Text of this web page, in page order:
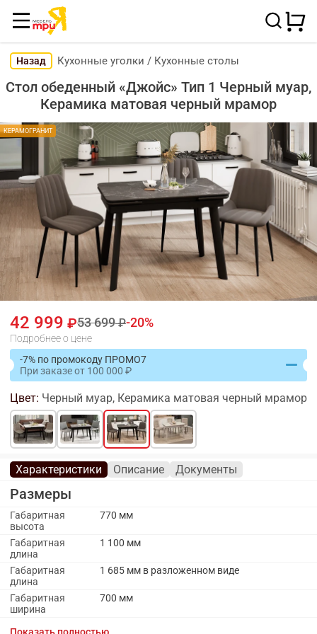
Назад Кухонные уголки / Кухонные столы
Стол обеденный «Джойс» Тип 1 Черный муар,
Керамика матовая черный мрамор
КЕРАМОГРАНИТ
42 999 53 699 20
Подробнее о цене
-7% по промокоду ПРОМО7
При заказеот 100 000
Цвет: Черный муар, Керамика матовая черный мрамор
Характеристики Описание Документы
Размеры
Габаритная
высота
770 мм
Габаритная
длина
1 100 мм
Габаритная
длина
1 685 мм в разложенном виде
Габаритная
ширина
700 мм